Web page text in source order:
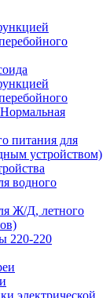
питания для
устройством)
водного
Ж/Д, летного
220-220
электрической